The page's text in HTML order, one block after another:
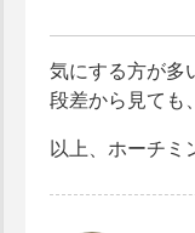
気にする方が多
段差から見ても
以上、ホーチミ